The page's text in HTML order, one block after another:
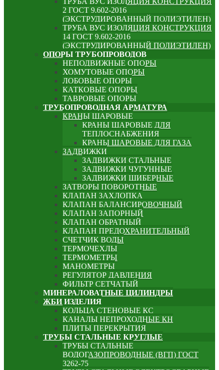
2 ГОСТ 9.602-2016
(ЭКСТРУДИРОВАННЫЙ ПОЛИЭТИЛЕН)
ТРУБА ВУС ИЗОЛЯЦИЯ КОНСТРУКЦИЯ
14 ГОСТ 9.602-2016
(ЭКСТРУДИРОВАННЫЙ ПОЛИЭТИЛЕН)
ОПОРЫ ТРУБОПРОВОДОВ
НЕПОДВИЖНЫЕ ОПОРЫ
ХОМУТОВЫЕ ОПОРЫ
ЛОБОВЫЕ ОПОРЫ
КАТКОВЫЕ ОПОРЫ
ТАВРОВЫЕ ОПОРЫ
ТРУБОПРОВОДНАЯ АРМАТУРА
КРАНЫ ШАРОВЫЕ
КРАНЫ ШАРОВЫЕ ДЛЯ
ТЕПЛОСНАБЖЕНИЯ
КРАНЫ ШАРОВЫЕ ДЛЯ ГАЗА
ЗАДВИЖКИ
ЗАДВИЖКИ СТАЛЬНЫЕ
ЗАДВИЖКИ ЧУГУННЫЕ
ЗАДВИЖКИ ШИБЕРНЫЕ
ЗАТВОРЫ ПОВОРОТНЫЕ
КЛАПАН ЗАХЛОПКА
КЛАПАН БАЛАНСИРОВОЧНЫЙ
КЛАПАН ЗАПОРНЫЙ
КЛАПАН ОБРАТНЫЙ
КЛАПАН ПРЕДОХРАНИТЕЛЬНЫЙ
СЧЕТЧИК ВОДЫ
ТЕРМОЧЕХЛЫ
ТЕРМОМЕТРЫ
МАНОМЕТРЫ
РЕГУЛЯТОР ДАВЛЕНИЯ
ФИЛЬТР СЕТЧАТЫЙ
МИНЕРАЛОВАТНЫЕ ЦИЛИНДРЫ
ЖБИ ИЗДЕЛИЯ
КОЛЬЦА СТЕНОВЫЕ КС
КАНАЛЫ НЕПРОХОДНЫЕ КН
ПЛИТЫ ПЕРЕКРЫТИЯ
ТРУБЫ СТАЛЬНЫЕ КРУГЛЫЕ
ТРУБЫ СТАЛЬНЫЕ
ВОДОГАЗОПРОВОДНЫЕ (ВГП) ГОСТ
3262-75